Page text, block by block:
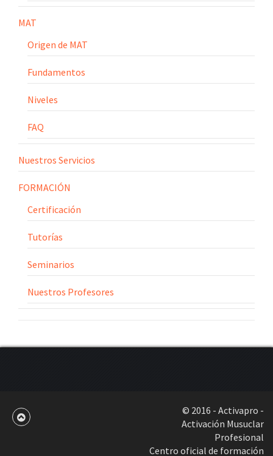
MAT
Origen de MAT
Fundamentos
Niveles
FAQ
Nuestros Servicios
FORMACIÓN
Certificación
Tutorías
Seminarios
Nuestros Profesores
© 2016 - Activapro -
Activación Musuclar
Profesional
Centro oficial de formación